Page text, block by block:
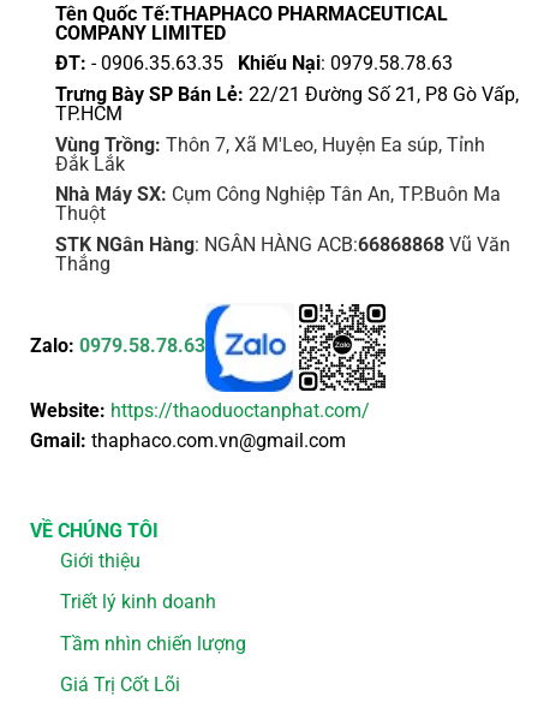
Tên Quốc Tế:THAPHACO PHARMACEUTICAL
COMPANY LIMITED
ĐT: - 0906.35.63.35 Khiếu Nại: 0979.58.78.63
Trưng Bày SP Bán Lẻ: 22/21 Đường Số 21, P8 Gò Vấp,
TP.HCM
Vùng Trồng: Thôn 7, Xã M'Leo, Huyện Ea súp, Tỉnh
Đắk Lắk
Nhà Máy SX: Cụm Công Nghiệp Tân An, TP.Buôn Ma
Thuột
STK NGân Hàng: NGÂN HÀNG ACB:66868868Vũ Văn
Thắng
Zalo: 0979.58.78.63
Website: https://thaoduoctanphat.com/
Gmail: thaphaco.com.vn@gmail.com
VỀ CHÚNG TÔI
Giới thiệu
Triết lý kinh doanh
Tầm nhìn chiến lượng
Giá Trị Cốt Lõi